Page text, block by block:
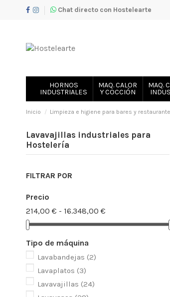
Chat directo con Hostelearte
HORNOS
INDUSTRIALES
MAQ. CALOR
Y COCCIÓN
MAQ.
Inicio Limpieza e higiene para bares y
Lavavajillas industriales para
Hostelería
FILTRAR POR
Precio
214,00 € - 16.348,00 €
Tipo de máquina
Lavabandejas (2)
Lavaplatos (3)
Lavavajillas (24)